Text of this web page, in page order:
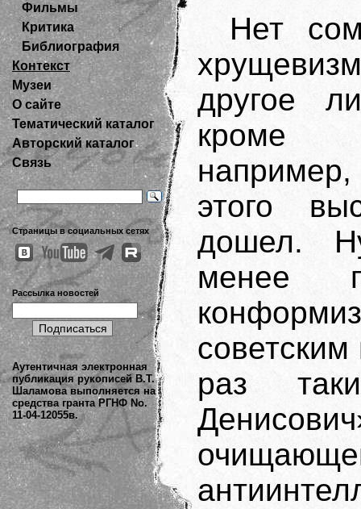
Фильмы
Критика
Библиография
Контекст
Музеи
О сайте
Тематический каталог
Авторский каталог
Связь
Страницы в социальных сетях
Рассылка новостей
Аутентичная электронная
публикация рукописей В.Т.
Шаламова выполняется на
средства гранта РГНФ No.
11-04-12055в.
Нет
другое
кроме
этого
дошел.
менее
раз